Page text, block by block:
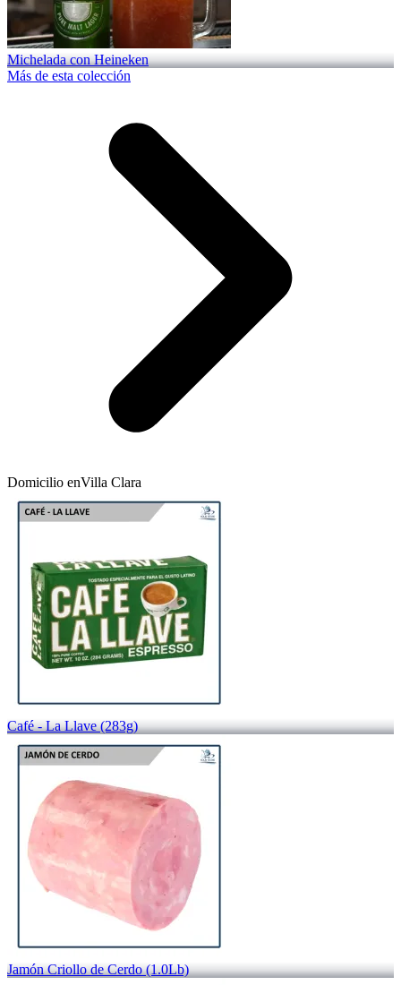
Michelada con Heineken
Más de esta colección
Domicilio enVilla Clara
Café - La Llave (283g)
Jamón Criollo de Cerdo (1.0Lb)